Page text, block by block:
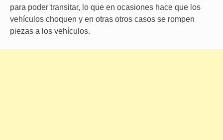
para poder transitar, lo que en ocasiones hace que los
vehículos choquen y en otras otros casos se rompen
piezas a los vehículos.